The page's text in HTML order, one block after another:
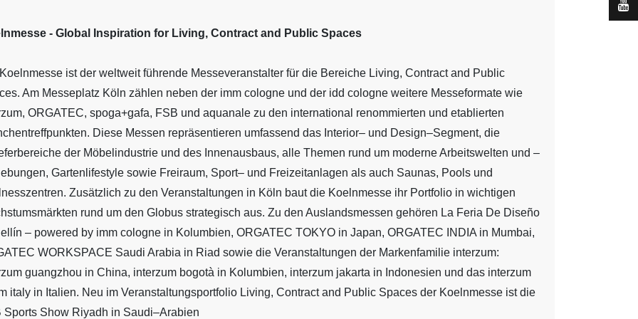
- Global Inspiration for Living, Contract and Public Spaces
ist der weltweit führende Messeveranstalter für die Bereiche Living, Contract and Public
Am Messeplatz Köln zählen neben der imm cologne und der idd cologne weitere Messeformate wie
ORGATEC, spoga+gafa, FSB und aquanale zu den international renommierten und etablierten
Diese Messen repräsentieren umfassend das Interior– und Design–Segment, die
der Möbelindustrie und des Innenausbaus, alle Themen rund um moderne Arbeitswelten und –
Gartenlifestyle sowie Freiraum, Sport– und Freizeitanlagen als auch Saunas, Pools und
Zusätzlich zu den Veranstaltungen in Köln baut die Koelnmesse ihr Portfolio in wichtigen
rund um den Globus strategisch aus. Zu den Auslandsmessen gehören La Feria De Diseño
– powered by imm cologne in Kolumbien, ORGATEC TOKYO in Japan, ORGATEC INDIA in Mumbai,
WORKSPACE Saudi Arabia in Riad sowie die Veranstaltungen der Markenfamilie interzum:
guangzhou in China, interzum bogotà in Kolumbien, interzum jakarta in Indonesien und das interzum
italy in Italien. Neu im Veranstaltungsportfolio Living, Contract and Public Spaces der Koelnmesse ist die
Sports Show Riyadh in Saudi–Arabien